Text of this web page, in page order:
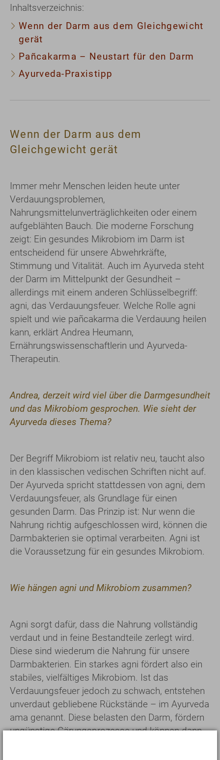
Inhaltsverzeichnis:
Wenn der Darm aus dem Gleichgewicht
gerät
Pañcakarma – Neustart für den Darm
Ayurveda-Praxistipp
Wenn der Darm aus dem
Gleichgewicht gerät
Immer mehr Menschen leiden heute unter
Verdauungsproblemen,
Nahrungsmittelunverträglichkeiten oder einem
aufgeblähten Bauch. Die moderne Forschung
zeigt: Ein gesundes Mikrobiom im Darm ist
entscheidend für unsere Abwehrkräfte,
Stimmung und Vitalität. Auch im Ayurveda steht
der Darm im Mittelpunkt der Gesundheit –
allerdings mit einem anderen Schlüsselbegriff:
agni, das Verdauungsfeuer. Welche Rolle agni
spielt und wie pañcakarma die Verdauung heilen
kann, erklärt Andrea Heumann,
Ernährungswissenschaftlerin und Ayurveda-
Therapeutin.
Andrea, derzeit wird viel über die Darmgesundheit
und das Mikrobiom gesprochen. Wie sieht der
Ayurveda dieses Thema?
Der Begriff Mikrobiom ist relativ neu, taucht also
in den klassischen vedischen Schriften nicht auf.
Der Ayurveda spricht stattdessen von agni, dem
Verdauungsfeuer, als Grundlage für einen
gesunden Darm. Das Prinzip ist: Nur wenn die
Nahrung richtig aufgeschlossen wird, können die
Darmbakterien sie optimal verarbeiten. Agni ist
die Voraussetzung für ein gesundes Mikrobiom.
Wie hängen agni und Mikrobiom zusammen?
Agni sorgt dafür, dass die Nahrung vollständig
verdaut und in feine Bestandteile zerlegt wird.
Diese sind wiederum die Nahrung für unsere
Darmbakterien. Ein starkes agni fördert also ein
stabiles, vielfältiges Mikrobiom. Ist das
Verdauungsfeuer jedoch zu schwach, entstehen
unverdaut gebliebene Rückstände – im Ayurveda
ama genannt. Diese belasten den Darm, fördern
ungünstige Gärungsprozesse und können dann